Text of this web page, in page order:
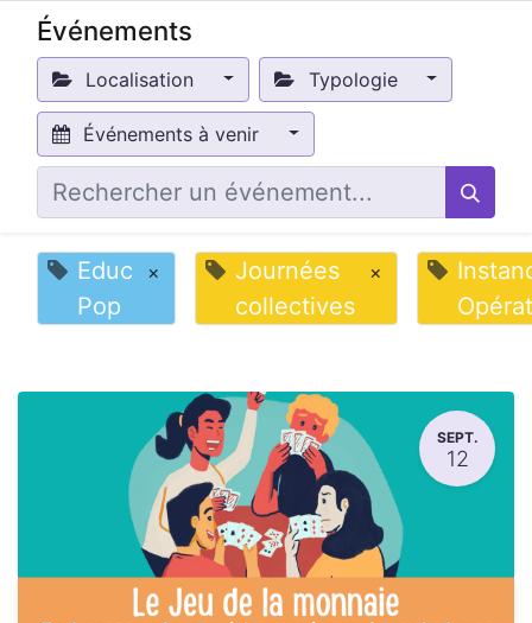
Événements
Localisation Typologie
Événements à venir
Educ
Pop
×
Journées
collectives
×
SEPT.
12